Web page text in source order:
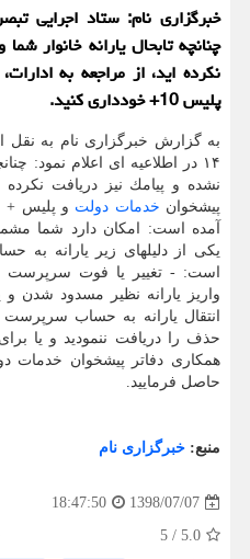
چنانچه تابحال یارانه خانوار
نكرده اید، از مراجعه به
پلیس 10+ خودداری كنید.
به گزارش خبرگزاری نام به نقل
۱۴ در اطلاعیه ای اعلام نمود:
نشده و پیامك نیز دریافت نكرده
پیشخوان خدمات دولت
آمده است: امكان دارد شما
یكی از دلیلهای زیر یارانه به
است: - تغییر یا فوت سرپرست
واریز یارانه نظیر مسدود شدن و
انتقال یارانه به حساب سرپرست
حذف را دریافت ننمودید و یا
حاصل فرمایید.
منبع: خبرگزاری نام
1398/07/07
18:47:50
5.0
/
5